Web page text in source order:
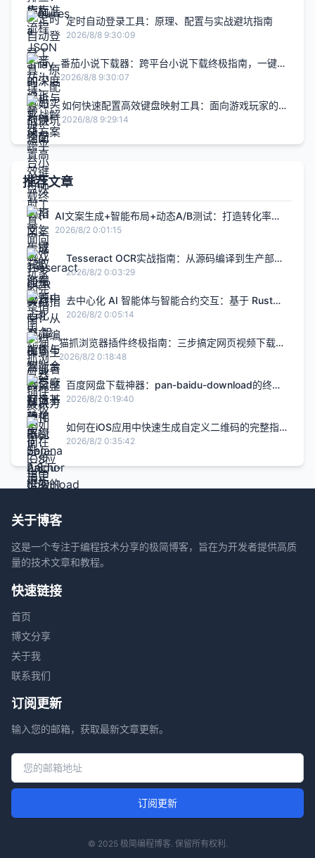
定时自动登录工具：原理、配置与实战避坑指南
2026/8/8 9:30:09
番茄小说下载器：跨平台小说下载终极指南，一键获
取海量资源
2026/8/8 9:30:07
如何快速配置高效键盘映射工具：面向游戏玩家的
完整指南
2026/8/8 9:29:14
推荐文章
AI文案生成+智能布局+动态A/B测试：打造转化率提
升2.8倍的H5智能设计闭环，限免内测通道今日关闭
2026/8/2 0:01:15
Tesseract OCR实战指南：从源码编译到生产部署
的完整解决方案
2026/8/2 0:03:29
去中心化 AI 智能体与智能合约交互：基于 Rust
Solana Anchor 框架的链上 Agent 实战
2026/8/2 0:05:14
猫抓浏览器插件终极指南：三步搞定网页视频下载的
完整解决方案
2026/8/2 0:18:48
百度网盘下载神器：pan-baidu-download的终极
实战指南
2026/8/2 0:19:40
如何在iOS应用中快速生成自定义二维码的完整指
南
2026/8/2 0:35:42
关于博客
这是一个专注于编程技术分享的极简博客，旨在为开发者提供高质
量的技术文章和教程。
快速链接
首页
博文分享
关于我
联系我们
订阅更新
输入您的邮箱，获取最新文章更新。
邮箱地址
订阅更新
© 2025 极简编程博客. 保留所有权利.